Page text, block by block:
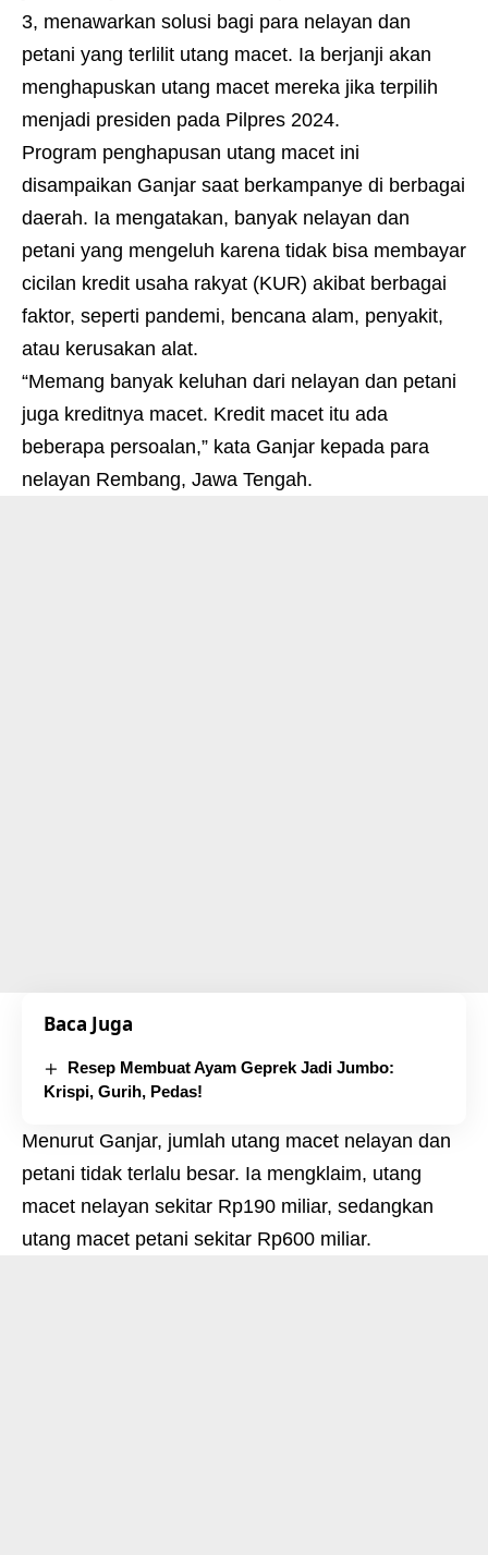
3, menawarkan solusi bagi para nelayan dan
petani yang terlilit utang macet. Ia berjanji akan
menghapuskan utang macet mereka jika terpilih
menjadi presiden pada Pilpres 2024.
Program penghapusan utang macet ini
disampaikan Ganjar saat berkampanye di berbagai
daerah. Ia mengatakan, banyak nelayan dan
petani yang mengeluh karena tidak bisa membayar
cicilan kredit usaha rakyat (KUR) akibat berbagai
faktor, seperti pandemi, bencana alam, penyakit,
atau kerusakan alat.
“Memang banyak keluhan dari nelayan dan petani
juga kreditnya macet. Kredit macet itu ada
beberapa persoalan,” kata Ganjar kepada para
nelayan Rembang, Jawa Tengah.
Baca Juga
Resep Membuat Ayam Geprek Jadi Jumbo:
Krispi, Gurih, Pedas!
Menurut Ganjar, jumlah utang macet nelayan dan
petani tidak terlalu besar. Ia mengklaim, utang
macet nelayan sekitar Rp190 miliar, sedangkan
utang macet petani sekitar Rp600 miliar.